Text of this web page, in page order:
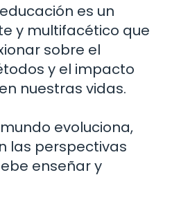
es un
y multifacético que
sobre el
y el impacto
nuestras vidas.
evoluciona,
las perspectivas
enseñar y